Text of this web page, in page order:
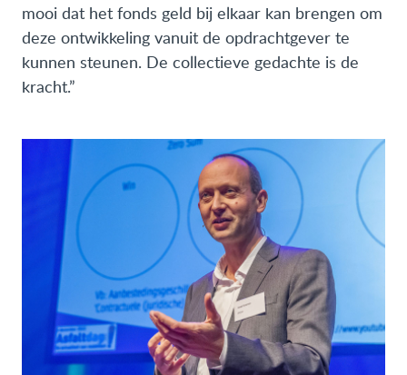
mooi dat het fonds geld bij elkaar kan brengen om
deze ontwikkeling vanuit de opdrachtgever te
kunnen steunen. De collectieve gedachte is de
kracht.”